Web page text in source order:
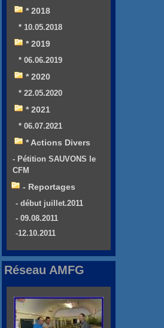
* 2018
* 10.05.2018
* 2019
* 06.06.2019
* 2020
* 22.05.2020
* 2021
* 06.07.2021
* Actions Divers
- Pétition SAUVONS le
CFM
- Reportages
- début juillet.2011
- 09.08.2011
-12.10.2011
Réseau AMFG